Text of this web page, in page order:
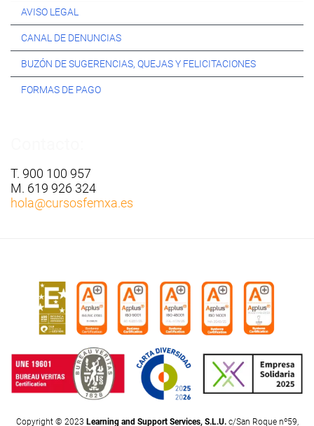
AVISO LEGAL
CANAL DE DENUNCIAS
BUZÓN DE SUGERENCIAS, QUEJAS Y FELICITACIONES
FORMAS DE PAGO
T. 900 100 957
M. 619 926 324
hola@cursosfemxa.es
Copyright © 2023 Learning and Support Services, S.L.U.c/San Roque nº59,